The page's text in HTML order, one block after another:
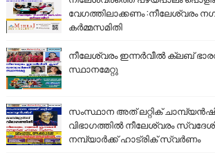
വേഗത്തിലാക്കണം :നീലേശ്വരം
കർമ്മസമിതി
നീലേശ്വരം ഇന്നർവീൽ ക്ലബ്
സ്ഥാനമേറ്റു
സംസ്ഥാന അത് ലറ്റിക്
വിഭാഗത്തിൽ നീലേശ്വരം
നമ്പ്യാർക്ക് ഹാട്രിക് സ്വർണം